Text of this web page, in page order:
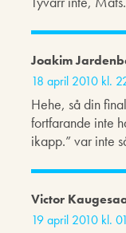
Joakim
18 april 2010 kl.
Hehe, så din
fortfarande inte
ikapp.” var inte
Victor
19 april 2010 kl.